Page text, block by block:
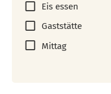
Eis essen
Gaststätte
Mittag